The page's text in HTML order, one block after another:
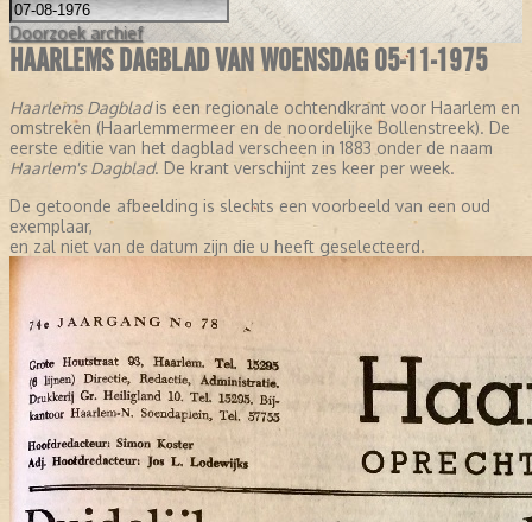
Doorzoek archief
HAARLEMS DAGBLAD VAN WOENSDAG 05-11-1975
Haarlems Dagbladis een regionale ochtendkrant voor Haarlem en
omstreken (Haarlemmermeer en de noordelijke Bollenstreek). De
eerste editie van het dagblad verscheen in 1883 onder de naam
Haarlem's Dagblad. De krant verschijnt zes keer per week.
De getoonde afbeelding is slechts een voorbeeld van een oud
exemplaar,
en zal niet van de datum zijn die u heeft geselecteerd.